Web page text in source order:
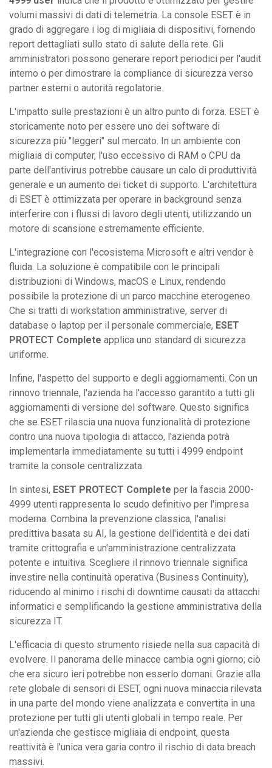
volumi massivi di dati di telemetria. La console ESET è in
grado di aggregare i log di migliaia di dispositivi, fornendo
report dettagliati sullo stato di salute della rete. Gli
amministratori possono generare report periodici per l'audit
interno o per dimostrare la compliance di sicurezza verso
partner esterni o autorità regolatorie.
L'impatto sulle prestazioni è un altro punto di forza. ESET è
storicamente noto per essere uno dei software di
sicurezza più "leggeri" sul mercato. In un ambiente con
migliaia di computer, l'uso eccessivo di RAM o CPU da
parte dell'antivirus potrebbe causare un calo di produttività
generale e un aumento dei ticket di supporto. L'architettura
di ESET è ottimizzata per operare in background senza
interferire con i flussi di lavoro degli utenti, utilizzando un
motore di scansione estremamente efficiente.
L'integrazione con l'ecosistema Microsoft e altri vendor è
fluida. La soluzione è compatibile con le principali
distribuzioni di Windows, macOS e Linux, rendendo
possibile la protezione di un parco macchine eterogeneo.
Che si tratti di workstation amministrative, server di
database o laptop per il personale commerciale, ESET
PROTECT Complete applica uno standard di sicurezza
uniforme.
Infine, l'aspetto del supporto e degli aggiornamenti. Con un
rinnovo triennale, l'azienda ha l'accesso garantito a tutti gli
aggiornamenti di versione del software. Questo significa
che se ESET rilascia una nuova funzionalità di protezione
contro una nuova tipologia di attacco, l'azienda potrà
implementarla immediatamente su tutti i 4999 endpoint
tramite la console centralizzata.
In sintesi, ESET PROTECT Complete per la fascia 2000-
4999 utenti rappresenta lo scudo definitivo per l'impresa
moderna. Combina la prevenzione classica, l'analisi
predittiva basata su AI, la gestione dell'identità e dei dati
tramite crittografia e un'amministrazione centralizzata
potente e intuitiva. Scegliere il rinnovo triennale significa
investire nella continuità operativa (Business Continuity),
riducendo al minimo i rischi di downtime causati da attacchi
informatici e semplificando la gestione amministrativa della
sicurezza IT.
L'efficacia di questo strumento risiede nella sua capacità di
evolvere. Il panorama delle minacce cambia ogni giorno; ciò
che era sicuro ieri potrebbe non esserlo domani. Grazie alla
rete globale di sensori di ESET, ogni nuova minaccia rilevata
in una parte del mondo viene analizzata e convertita in una
protezione per tutti gli utenti globali in tempo reale. Per
un'azienda che gestisce migliaia di endpoint, questa
reattività è l'unica vera garia contro il rischio di data breach
massivi.